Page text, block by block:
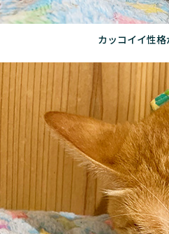
カッコイイ性